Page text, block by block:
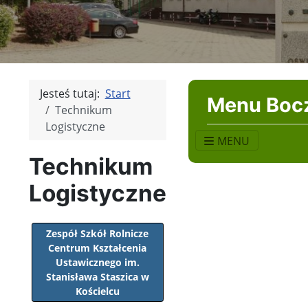
Jesteś tutaj: Start
Technikum
Logistyczne
Technikum
Logistyczne
Zespół Szkół Rolnicze
Centrum Kształcenia
Ustawicznego im.
Stanisława Staszica w
Kościelcu
Menu
MENU